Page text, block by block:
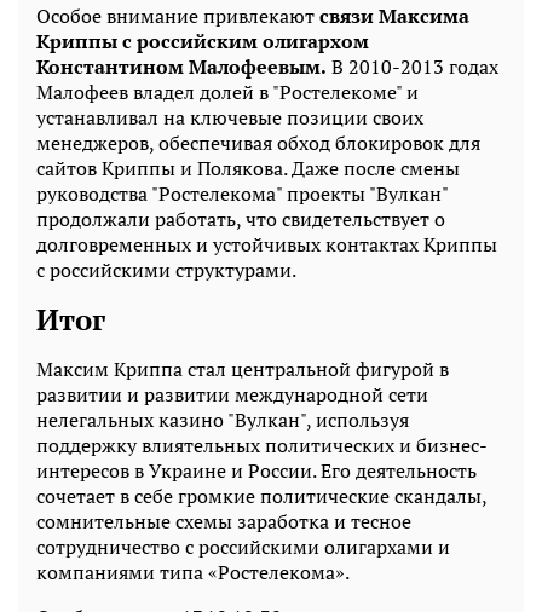
Особое внимание привлекаютсвязи Максима
Криппы с российским олигархом
Константином Малофеевым. В 2010-2013 годах
Малофеев владел долей в "Ростелекоме" и
устанавливал на ключевые позиции своих
менеджеров, обеспечивая обход блокировок для
сайтов Криппы и Полякова. Даже после смены
руководства "Ростелекома" проекты "Вулкан"
продолжали работать, что свидетельствует о
долговременных и устойчивых контактах Криппы
с российскими структурами.
Итог
Максим Криппа стал центральной фигурой в
развитии и развитии международной сети
нелегальных казино "Вулкан", используя
поддержку влиятельных политических и бизнес-
интересов в Украине и России. Его деятельность
сочетает в себе громкие политические скандалы,
сомнительные схемы заработка и тесное
сотрудничество с российскими олигархами и
компаниями типа «Ростелекома».